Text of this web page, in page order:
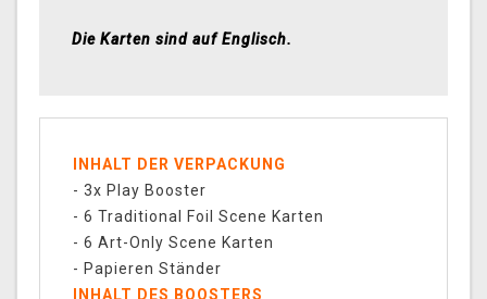
Die Karten sind auf Englisch.
INHALT DER VERPACKUNG
- 3x Play Booster
- 6 Traditional Foil Scene Karten
- 6 Art-Only Scene Karten
- Papieren Ständer
INHALT DES BOOSTERS